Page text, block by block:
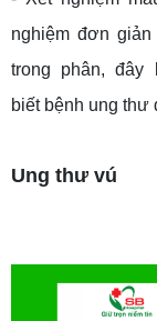
nghiệm đơn
trong phân, đây
biết bệnh ung thư
Ung thư vú